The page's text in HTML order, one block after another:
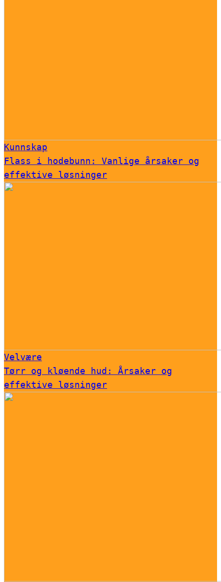
Kunnskap
Flass i hodebunn: Vanlige årsaker og
effektive løsninger
Velvære
Tørr og kløende hud: Årsaker og
effektive løsninger